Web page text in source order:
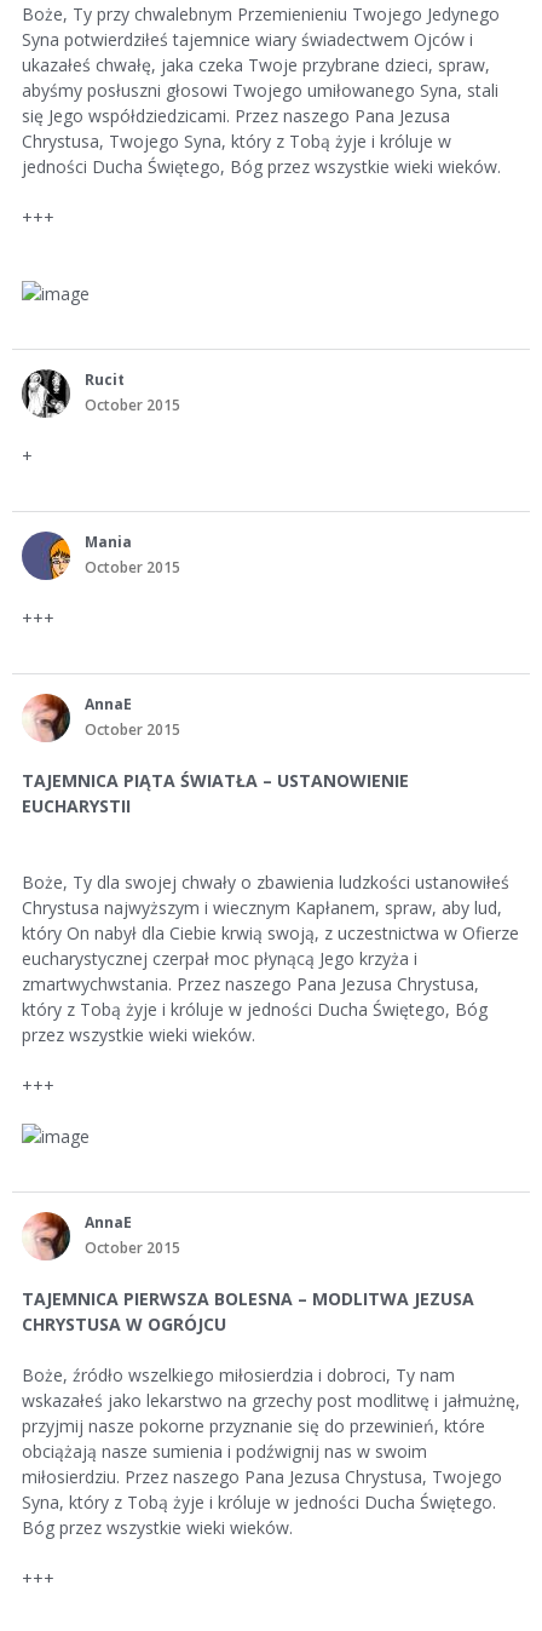
Boże, Ty przy chwalebnym Przemienieniu Twojego Jedynego
Syna potwierdziłeś tajemnice wiary świadectwem Ojców i
ukazałeś chwałę, jaka czeka Twoje przybrane dzieci, spraw,
abyśmy posłuszni głosowi Twojego umiłowanego Syna, stali
się Jego współdziedzicami. Przez naszego Pana Jezusa
Chrystusa, Twojego Syna, który z Tobą żyje i króluje w
jedności Ducha Świętego, Bóg przez wszystkie wieki wieków.
+++
Rucit
October 2015
+
Mania
October 2015
+++
AnnaE
October 2015
TAJEMNICA PIĄTA ŚWIATŁA – USTANOWIENIE
EUCHARYSTII
Boże, Ty dla swojej chwały o zbawienia ludzkości ustanowiłeś
Chrystusa najwyższym i wiecznym Kapłanem, spraw, aby lud,
który On nabył dla Ciebie krwią swoją, z uczestnictwa w Ofierze
eucharystycznej czerpał moc płynącą Jego krzyża i
zmartwychwstania. Przez naszego Pana Jezusa Chrystusa,
który z Tobą żyje i króluje w jedności Ducha Świętego, Bóg
przez wszystkie wieki wieków.
+++
AnnaE
October 2015
TAJEMNICA PIERWSZA BOLESNA – MODLITWA JEZUSA
CHRYSTUSA W OGRÓJCU
Boże, źródło wszelkiego miłosierdzia i dobroci, Ty nam
wskazałeś jako lekarstwo na grzechy post modlitwę i jałmużnę,
przyjmij nasze pokorne przyznanie się do przewinień, które
obciążają nasze sumienia i podźwignij nas w swoim
miłosierdziu. Przez naszego Pana Jezusa Chrystusa, Twojego
Syna, który z Tobą żyje i króluje w jedności Ducha Świętego.
Bóg przez wszystkie wieki wieków.
+++